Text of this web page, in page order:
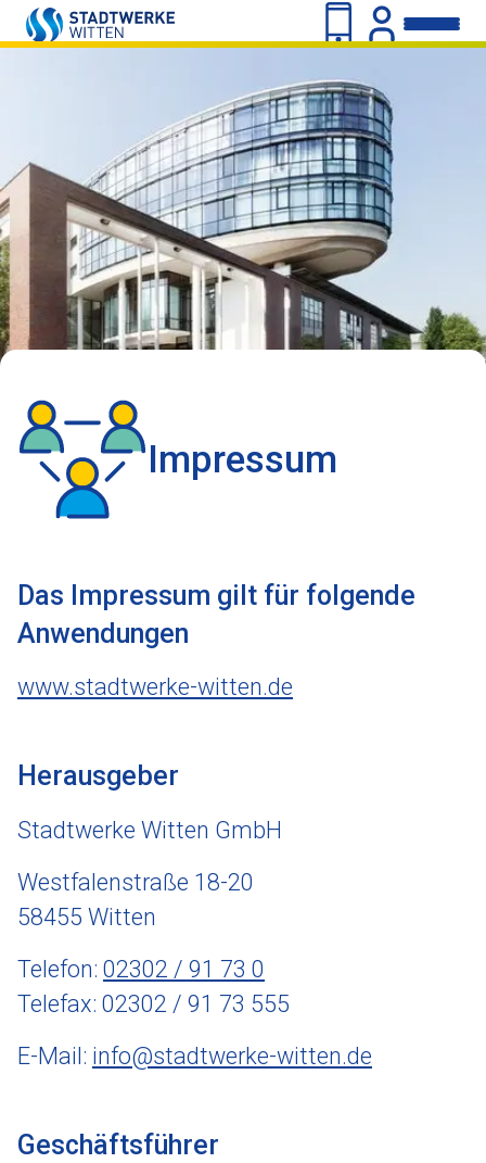
Impressum
Das Impressum gilt für folgende
Anwendungen
www.stadtwerke-witten.de
Herausgeber
Stadtwerke Witten GmbH
Westfalenstraße 18-20
58455 Witten
Telefon: 02302 / 91 73 0
Telefax: 02302 / 91 73 555
E-Mail: info@stadtwerke-witten.de
Geschäftsführer